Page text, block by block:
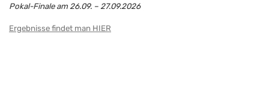
Pokal-Finale am 26.09. – 27.09.2026
Ergebnisse findet man HIER